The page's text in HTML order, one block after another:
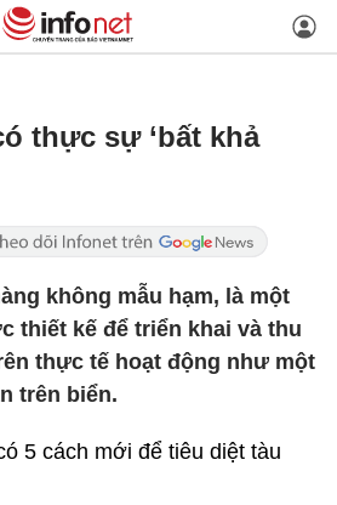
thực sự ‘bất khả
không mẫu hạm, là một
thiết kế để triển khai và thu
thực tế hoạt động như một
trên biển.
5 cách mới để tiêu diệt tàu